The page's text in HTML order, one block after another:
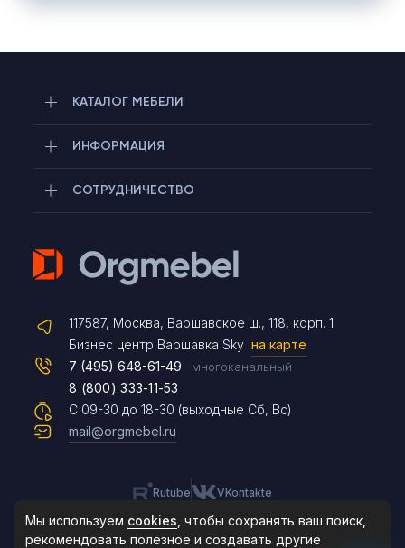
КАТАЛОГ МЕБЕЛИ
ИНФОРМАЦИЯ
СОТРУДНИЧЕСТВО
117587, Москва, Варшавское ш., 118, корп. 1
Бизнес центр Варшавка Sky на карте
С 09-30 до 18-30 (выходные Сб, Вс)
7 (495) 648-61-49 многоканальный
8 (800) 333-11-53
mail@orgmebel.ru
Rutube VKontakte
Telegram
Max
Чат на сайте
8 (495) 183-47-87
По будням с 09:30 до 18:30
Мы используем cookies , чтобы сохранять ваш поиск,
рекомендовать полезное и создавать другие